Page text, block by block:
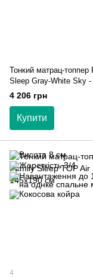
Тонкий матрац-топпер
Sleep Gray-White Sky -
см
4 206 грн
Купити
4